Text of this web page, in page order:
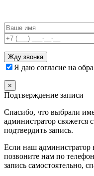
Я даю согласие на
×
Подтверждение записи
Спасибо, что выбрали
администратор
подтвердить запись.
Если наш администратор
позвоните нам по
запись самостоятельно,